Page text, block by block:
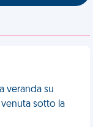
veranda su
sotto la